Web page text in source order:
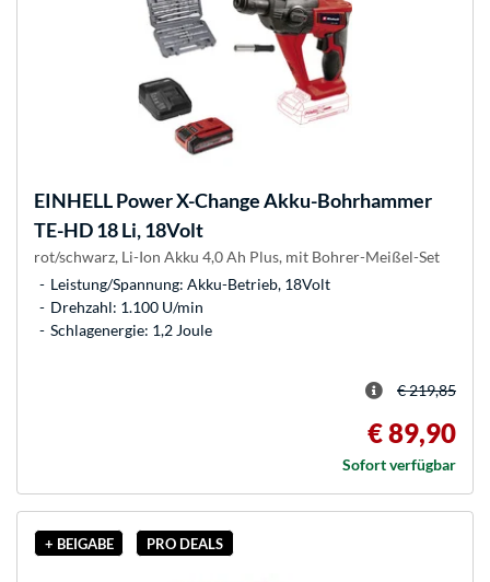
EINHELLPower X-Change Akku-Bohrhammer
TE-HD 18 Li, 18Volt
rot/schwarz, Li-Ion Akku 4,0 Ah Plus, mit Bohrer-Meißel-Set
Leistung/Spannung: Akku-Betrieb, 18Volt
Drehzahl: 1.100 U/min
Schlagenergie: 1,2 Joule
€ 219,85
€ 89,90
Sofort verfügbar
+ BEIGABE PRO DEALS